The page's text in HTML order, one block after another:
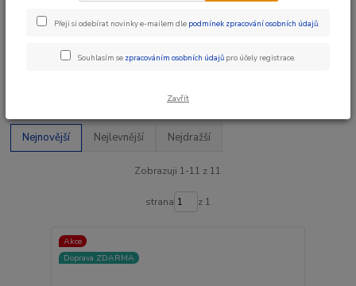
Koloběžky klasické
Nejnovější Nejlevnější Nejdražší
Zobrazuji 1-11 z 11
strana z 1
Akce
Doprava ZDARMA
Přeji si odebírat novinky e-mailem dle podmínek zpracování osobních údajů.
Souhlasím se zpracováním osobních údajů pro účely registrace.
Zavřít